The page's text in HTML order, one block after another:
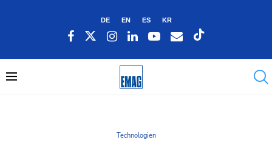
DE EN ES KR
Technologien